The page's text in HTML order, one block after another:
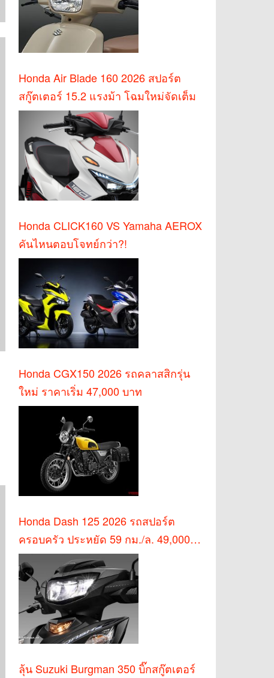
Honda Air Blade 160 2026 สปอร์ต
สกู๊ตเตอร์ 15.2 แรงม้า โฉมใหม่จัดเต็ม
Honda CLICK160 VS Yamaha AEROX
คันไหนตอบโจทย์กว่า?!
Honda CGX150 2026 รถคลาสสิกรุ่น
ใหม่ ราคาเริ่ม 47,000 บาท
Honda Dash 125 2026 รถสปอร์ต
ครอบครัว ประหยัด 59 กม./ล. 49,000
บาท
ลุ้น Suzuki Burgman 350 บิ๊กสกู๊ตเตอร์